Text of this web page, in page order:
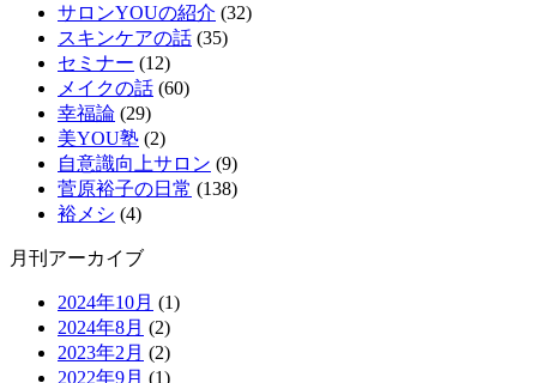
サロンYOUの紹介 (32)
スキンケアの話 (35)
セミナー (12)
メイクの話 (60)
幸福論 (29)
美YOU塾 (2)
自意識向上サロン (9)
菅原裕子の日常 (138)
裕メシ (4)
月刊アーカイブ
2024年10月 (1)
2024年8月 (2)
2023年2月 (2)
2022年9月 (1)